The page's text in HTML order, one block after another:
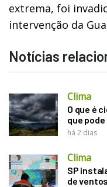
extrema, foi
intervenção da
Notícias
Clima
O que é
que
há 2 dias
Clima
SP
de